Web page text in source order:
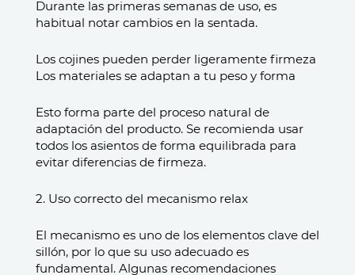
Durante las primeras semanas de uso, es
habitual notar cambios en la sentada.
Los cojines pueden perder ligeramente firmeza
Los materiales se adaptan a tu peso y forma
Esto forma parte del proceso natural de
adaptación del producto. Se recomienda usar
todos los asientos de forma equilibrada para
evitar diferencias de firmeza.
2. Uso correcto del mecanismo relax
El mecanismo es uno de los elementos clave del
sillón, por lo que su uso adecuado es
fundamental. Algunas recomendaciones